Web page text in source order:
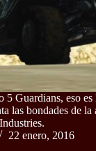
5 Guardians, eso es
las bondades de
22 enero, 2016